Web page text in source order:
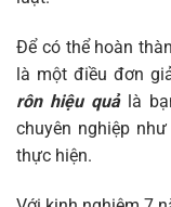
Để có thể hoàn
là một điều đơn
rôn hiệu quảlà
chuyên nghiệp như
thực hiện.